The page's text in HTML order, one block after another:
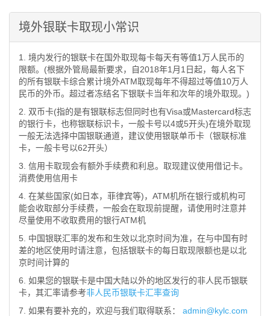
境外银联卡取现小常识
1. 境内发行的银联卡在国外取现每卡每天有等值1万人民币的
限额。(根据外管局最新要求，自2018年1月1日起，每人名下
的所有银联卡综合累计境外ATM取现每年不得超过等值10万人
民币的外币。超过者冻结名下银联卡当年和次年的境外取现。)
2. 双币卡(指的是有银联标志但同时也有Visa或Mastercard标志
的银行卡，也称银联标识卡，一般卡号以4或5开头)在境外取现
一般无法选择中国银联通道，建议使用银联单币卡（银联标准
卡，一般卡号以62开头）
3. 信用卡取现会有额外手续费和利息。取现建议使用借记卡。
消费使用信用卡
4. 在某些国家(如日本，菲律宾等)，ATM机所在银行或机构可
能会收取部分手续费，一般会在取现前提醒，请使用时注意并
尽量使用不收取费用的银行ATM机
5. 中国银联汇率的发布和生效以北京时间为准，在与中国有时
差的地区使用时请注意，包括银联卡的每日取现限额也是以北
京时间计算的
6. 如果您的银联卡是中国大陆以外的地区发行的非人民币银联
卡，其汇率请参考非人民币银联卡汇率查询
7. 如果有要补充的，欢迎与我们取得联系： admin@kylc.com